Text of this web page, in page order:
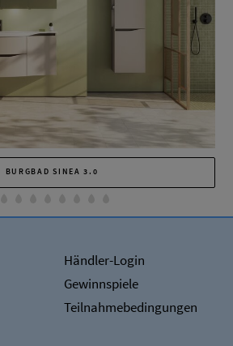
BURGBAD SINEA 3.0
Händler-Login
Gewinnspiele
Teilnahmebedingungen